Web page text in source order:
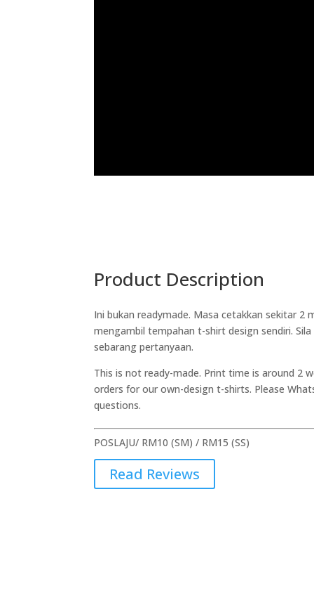
Product Description
Ini bukan readymade. Masa cetakkan sekitar 2
mengambil tempahan t-shirt design sendiri.
sebarang pertanyaan.
This is not ready-made. Print time is around 2
orders for our own-design t-shirts. Please
questions.
POSLAJU/ RM10 (SM) / RM15 (SS)
Read Reviews